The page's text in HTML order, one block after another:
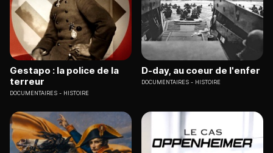
Gestapo : la police de la
terreur
DOCUMENTAIRES HISTOIRE
D-day, au coeur de l'enfer
DOCUMENTAIRES HISTOIRE